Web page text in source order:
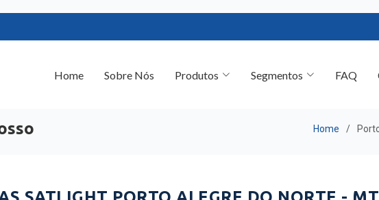
SATLIGHT PORTO ALEGRE DO NORTE - MT